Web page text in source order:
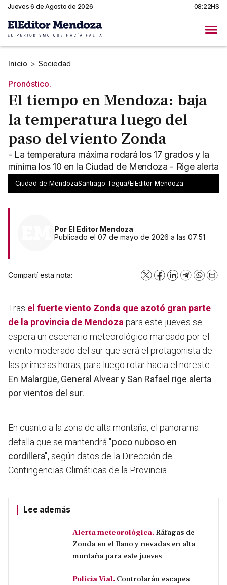
Jueves 6 de Agosto de 2026 08:22HS
Inicio > Sociedad
Pronóstico.
El tiempo en Mendoza: baja
la temperatura luego del
paso del viento Zonda
- La temperatura máxima rodará los 17 grados y la
mínima los 10 en la Ciudad de Mendoza - Rige alerta
amarilla para la zona Sur por vientos del sudoeste
Ciudad de MendozaSantiago Tagua/ElEditor Mendoza
Por El Editor Mendoza
Publicado el 07 de mayo de 2026 a las 07:51
Compartí esta nota: X Facebook
LinkedInTelegram
Tras el fuerte viento Zonda que azotó gran parte
de la provincia de Mendoza para este jueves se
espera un escenario meteorológico marcado por el
viento moderado del sur que será el protagonista de
las primeras horas, para luego rotar hacia el noreste.
En Malargüe, General Alvear y San Rafael rige alerta
por vientos del sur.
En cuanto a la zona de alta montaña, el panorama
detalla que se mantendrá "poco nuboso en
cordillera",según datos de la Dirección de
Contingencias Climáticas de la Provincia.
Lee además
Alerta meteorológica. Ráfagas de
Zonda en el llano y nevadas en alta
montaña para este jueves
Policía Vial. Controlarán escapes